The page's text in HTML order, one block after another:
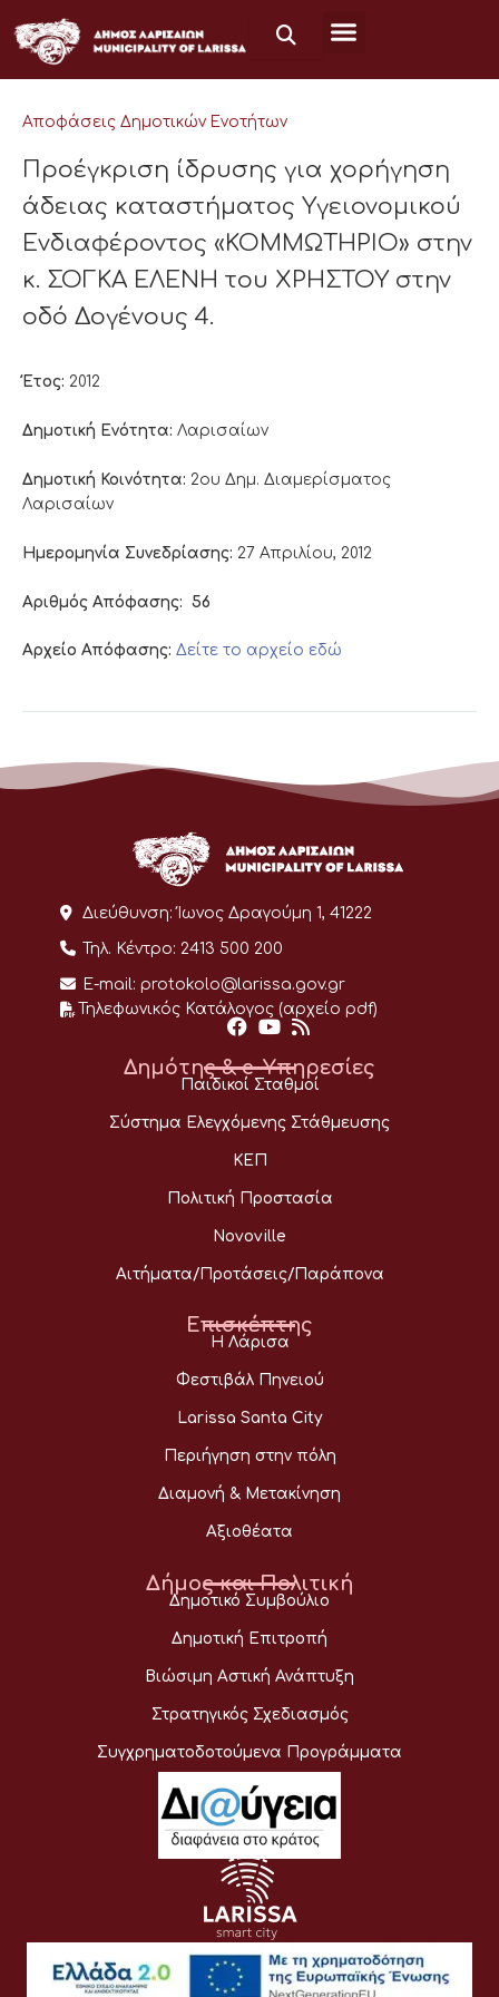
στο
περιεχόμενο
Αποφάσεις Δημοτικών Ενοτήτων
Προέγκριση ίδρυσης για χορήγηση
άδειας καταστήματος Υγειονομικού
Ενδιαφέροντος «ΚΟΜΜΩΤΗΡΙΟ» στην
κ. ΣΟΓΚΑ ΕΛΕΝΗ του ΧΡΗΣΤΟΥ στην
οδό Δογένους 4.
Έτος: 2012
Δημοτική Ενότητα: Λαρισαίων
Δημοτική Κοινότητα: 2ου Δημ. Διαμερίσματος
Λαρισαίων
Ημερομηνία Συνεδρίασης: 27 Απριλίου, 2012
Αριθμός Απόφασης: 56
Αρχείο Απόφασης: Δείτε το αρχείο εδώ
Διεύθυνση: Ίωνος Δραγούμη 1, 41222
Τηλ. Κέντρο: 2413 500 200
E-mail: protokolo@larissa.gov.gr
Τηλεφωνικός Κατάλογος (αρχείο pdf)
Δημότης & e-Υπηρεσίες
Παιδικοί Σταθμοί
Σύστημα Ελεγχόμενης Στάθμευσης
ΚΕΠ
Πολιτική Προστασία
Novoville
Αιτήματα/Προτάσεις/Παράπονα
Επισκέπτης
Η Λάρισα
Φεστιβάλ Πηνειού
Larissa Santa City
Περιήγηση στην πόλη
Διαμονή & Μετακίνηση
Αξιοθέατα
Δήμος και Πολιτική
Δημοτικό Συμβούλιο
Δημοτική Επιτροπή
Βιώσιμη Αστική Ανάπτυξη
Στρατηγικός Σχεδιασμός
Συγχρηματοδοτούμενα Προγράμματα